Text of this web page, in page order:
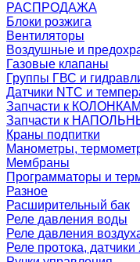
РАСПРОДАЖА
Блоки розжига
Вентиляторы
Воздушные и
Газовые клапаны
Группы ГВС и
Датчики NTC и
Запчасти к КОЛОНКАМ
Запчасти к
Краны подпитки
Манометры,
Мембраны
Программаторы и
Разное
Расширительный бак
Реле давления воды
Реле давления
Реле протока,